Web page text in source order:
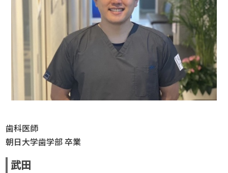
歯科医師
朝日大学歯学部 卒業
武田